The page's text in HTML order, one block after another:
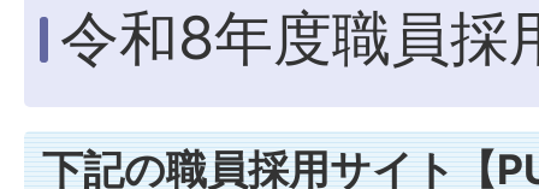
令和8年度職員採
下記の職員採用サイト【